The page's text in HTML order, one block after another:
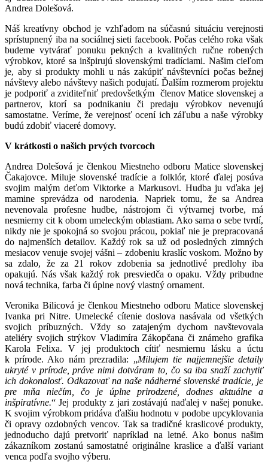
Andrea Dolešová.
Náš kreatívny obchod je vzhľadom na súčasnú situáciu verejnosti
sprístupnený iba na sociálnej sieti facebook. Počas celého roka však
budeme vytvárať ponuku pekných a kvalitných ručne robených
výrobkov, ktoré sa inšpirujú slovenskými tradíciami. Našim cieľom
je, aby si produkty mohli u nás zakúpiť návštevníci počas bežnej
návštevy alebo návštevy našich podujatí. Ďalším rozmerom projektu
je podporiť a zviditeľniť predovšetkým členov Matice slovenskej a
partnerov, ktorí sa podnikaniu či predaju výrobkov nevenujú
samostatne. Veríme, že verejnosť ocení ich záľubu a naše výrobky
budú zdobiť viaceré domovy.
V krátkosti o našich prvých tvorcoch
Andrea Dolešová je členkou Miestneho odboru Matice slovenskej
Čakajovce. Miluje slovenské tradície a folklór, ktoré ďalej posúva
svojim malým deťom Viktorke a Markusovi. Hudba ju vďaka jej
mamine sprevádza od narodenia. Napriek tomu, že sa Andrea
nevenovala profesne hudbe, nástrojom či výtvarnej tvorbe, má
nesmierny cit k obom umeleckým oblastiam. Ako sama o sebe tvrdí,
nikdy nie je spokojná so svojou prácou, pokiaľ nie je prepracovaná
do najmenších detailov. Každý rok sa už od posledných zimných
mesiacov venuje svojej vášni – zdobeniu kraslíc voskom. Možno by
sa zdalo, že za 21 rokov zdobenia sa jednotlivé predlohy iba
opakujú. Nás však každý rok presviedča o opaku. Vždy pribudne
nová technika, farba či úplne nový vlastný ornament.
Veronika Bilicová je členkou Miestneho odboru Matice slovenskej
Ivanka pri Nitre. Umelecké cítenie doslova nasávala od všetkých
svojich príbuzných. Vždy so zatajeným dychom navštevovala
ateliéry svojich strýkov Vladimíra Zákopčana či známeho grafika
Karola Felixa. V jej produktoch cítiť nesmiernu lásku a úctu
k prírode. Ako nám prezradila: „Milujem tie najjemnejšie detaily
ukryté v prírode, práve nimi dotváram to, čo sa iba snaží zachytiť
ich dokonalosť. Odkazovať na naše nádherné slovenské tradície, je
pre mňa niečím, čo je úplne prirodzené, dodnes aktuálne a
inšpiratívne.“ Jej produkty z jari zostávajú naďalej v našej ponuke.
K svojim výrobkom pridáva ďalšiu hodnotu v podobe upcyklovania
či opravy ozdobných vencov. Tak sa tradičné kraslicové produkty,
jednoducho dajú pretvoriť napríklad na letné. Ako bonus našim
zákazníkom zostanú samostatné originálne kraslice a ďalší variant
venca podľa svojho výberu.